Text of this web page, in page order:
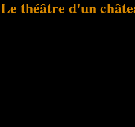
Le théâtre d'un